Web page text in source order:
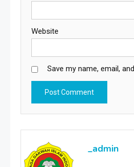
Website
Save my name, email,
_admin